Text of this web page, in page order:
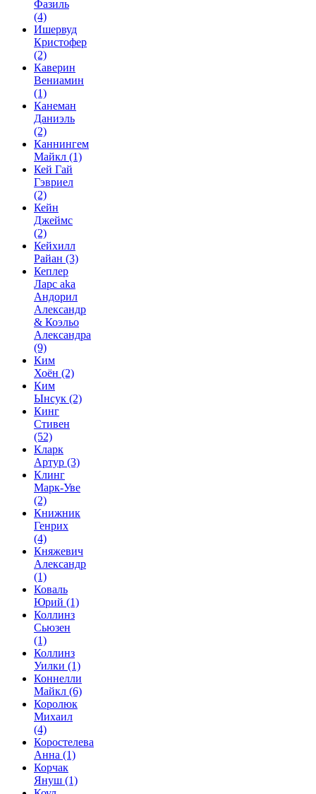
Фазиль
(4)
Ишервуд
Кристофер
(2)
Каверин
Вениамин
(1)
Канеман
Даниэль
(2)
Каннингем
Майкл (1)
Кей Гай
Гэвриел
(2)
Кейн
Джеймс
(2)
Кейхилл
Райан (3)
Кеплер
Ларс aka
Андорил
Александр
& Коэльо
Александра
(9)
Ким
Хоён (2)
Ким
Ынсук (2)
Кинг
Стивен
(52)
Кларк
Артур (3)
Клинг
Марк-Уве
(2)
Книжник
Генрих
(4)
Княжевич
Александр
(1)
Коваль
Юрий (1)
Коллинз
Сьюзен
(1)
Коллинз
Уилки (1)
Коннелли
Майкл (6)
Королюк
Михаил
(4)
Коростелева
Анна (1)
Корчак
Януш (1)